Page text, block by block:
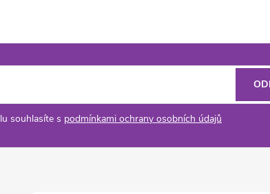
souhlasíte s podmínkami ochrany osobních údajů